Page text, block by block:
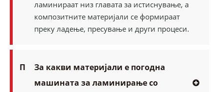
ламинираат низ главата за истиснување, а
композитните материјали се формираат
преку ладење, пресување и други процеси.
П
За какви материјали е погодна
машината за ламинирање со